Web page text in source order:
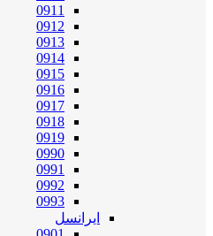
0911
0912
0913
0914
0915
0916
0917
0918
0919
0990
0991
0992
0993
ایرانسل